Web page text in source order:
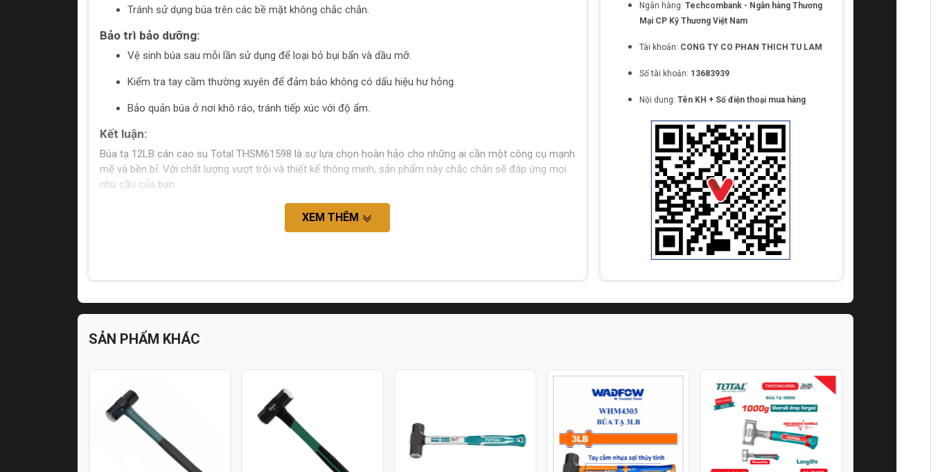
Tránh sử dụng búa trên các bề mặt không chắc chắn.
Bảo trì bảo dưỡng:
Vệ sinh búa sau mỗi lần sử dụng để loại bỏ bụi bẩn và dầu mỡ.
Kiểm tra tay cầm thường xuyên để đảm bảo không có dấu hiệu hư hỏng.
Bảo quản búa ở nơi khô ráo, tránh tiếp xúc với độ ẩm.
Kết luận:
Búa tạ 12LB cán cao su Total THSM61598 là sự lựa chọn hoàn hảo cho những ai cần một công cụ mạnh
mẽ và bền bỉ. Với chất lượng vượt trội và thiết kế thông minh, sản phẩm này chắc chắn sẽ đáp ứng mọi
nhu cầu của bạn.
XEM THÊM
Ngân hàng: Techcombank - Ngân hàng Thương
Mại CP Kỹ Thương Việt Nam
Tài khoản: CONG TY CO PHAN THICH TU LAM
Số tài khoản: 13683939
Nội dung: Tên KH + Số điện thoại mua hàng
SẢN PHẨM KHÁC